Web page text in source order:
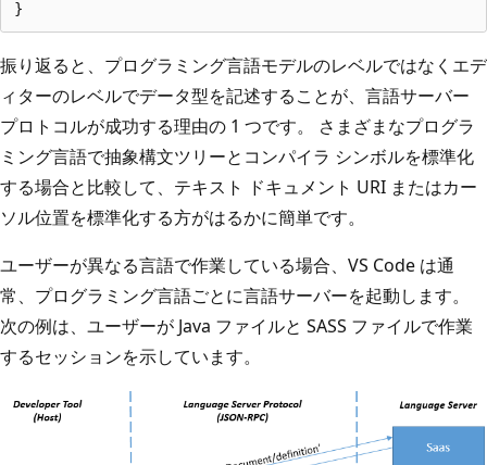
振り返ると、プログラミング言語モデルのレベルではなくエデ
ィターのレベルでデータ型を記述することが、言語サーバー
プロトコルが成功する理由の 1 つです。 さまざまなプログラ
ミング言語で抽象構文ツリーとコンパイラ シンボルを標準化
する場合と比較して、テキスト ドキュメント URI またはカー
ソル位置を標準化する方がはるかに簡単です。
ユーザーが異なる言語で作業している場合、VS Code は通
常、プログラミング言語ごとに言語サーバーを起動します。
次の例は、ユーザーが Java ファイルと SASS ファイルで作業
するセッションを示しています。